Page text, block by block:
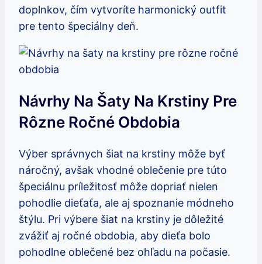
doplnkov, čím vytvoríte harmonický outfit
pre tento špeciálny deň.
Návrhy Na Šaty Na Krstiny Pre
Rôzne Ročné Obdobia
Výber správnych šiat na krstiny môže byť
náročný, avšak vhodné oblečenie pre túto
špeciálnu príležitosť môže dopriať nielen
pohodlie dieťaťa, ale aj spoznanie módneho
štýlu. Pri výbere šiat na krstiny je dôležité
zvážiť aj ročné obdobia, aby dieťa bolo
pohodlne oblečené bez ohľadu na počasie.